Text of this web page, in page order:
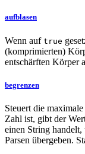
aufblasen
Wenn auf true
(komprimierten)
entschärften Körper
begrenzen
Steuert die
Zahl ist, gibt der
einen String
Parsen übergeben.